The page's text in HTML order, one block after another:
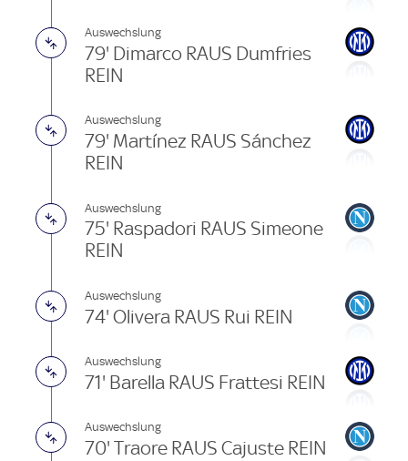
Auswechslung
79' Dimarco RAUS Dumfries
REIN
Auswechslung
79' Martínez RAUS Sánchez
REIN
Auswechslung
75' Raspadori RAUS Simeone
REIN
Auswechslung
74' Olivera RAUS Rui REIN
Auswechslung
71' Barella RAUS Frattesi REIN
Auswechslung
70' Traore RAUS Cajuste REIN